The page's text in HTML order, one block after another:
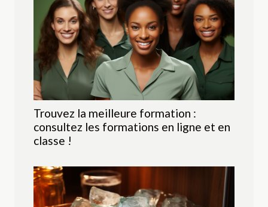
Trouvez la meilleure formation :
consultez les formations en ligne et en
classe !